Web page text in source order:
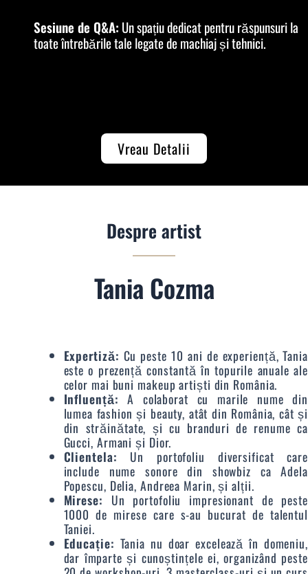
Sesiune de Q&A: Un spațiu dedicat pentru răspunsuri la
toate întrebările tale legate de machiaj și tehnici.
Vreau Detalii
Despre artist
Tania Cozma
Expertiză: Cu peste 10 ani de experiență, Tania
este o prezență constantă în topurile anuale ale
celor mai buni makeup artiști din România.
Influență: A colaborat cu marile nume din
lumea fashion și beauty, atât din România, cât și
din străinătate, și cu branduri de renume ca
Gucci, Armani și Dior.
Clientela: Un portofoliu diversificat care
include nume sonore din showbiz ca Adela
Popescu, Delia, Andreea Marin, și alții.
Mirese: Un portofoliu impresionant de peste
1000 de mirese care s-au bucurat de talentul
Taniei.
Educație: Tania nu doar excelează în domeniu,
dar împarte și cunoștințele ei, organizând peste